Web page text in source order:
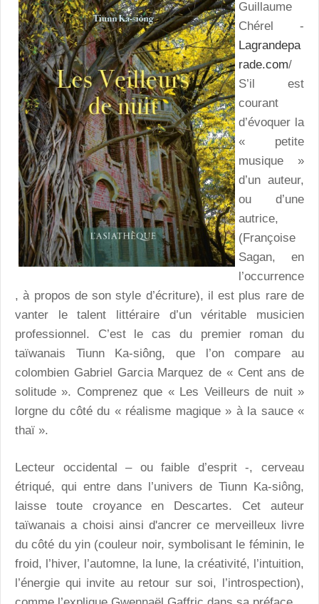
Guillaume
Chérel -
Lagrandepa
rade.com/
S’il est
courant
d’évoquer la
« petite
musique »
d’un auteur,
ou d’une
autrice,
(Françoise
Sagan, en
l’occurrence
, à propos de son style d’écriture), il est plus rare de
vanter le talent littéraire d’un véritable musicien
professionnel. C’est le cas du premier roman du
taïwanais Tiunn Ka-siông, que l’on compare au
colombien Gabriel Garcia Marquez de « Cent ans de
solitude ». Comprenez que « Les Veilleurs de nuit »
lorgne du côté du « réalisme magique » à la sauce «
thaï ».
Lecteur occidental – ou faible d’esprit -, cerveau
étriqué, qui entre dans l’univers de Tiunn Ka-siông,
laisse toute croyance en Descartes. Cet auteur
taïwanais a choisi ainsi d'ancrer ce merveilleux livre
du côté du yin (couleur noir, symbolisant le féminin, le
froid, l’hiver, l’automne, la lune, la créativité, l’intuition,
l’énergie qui invite au retour sur soi, l’introspection),